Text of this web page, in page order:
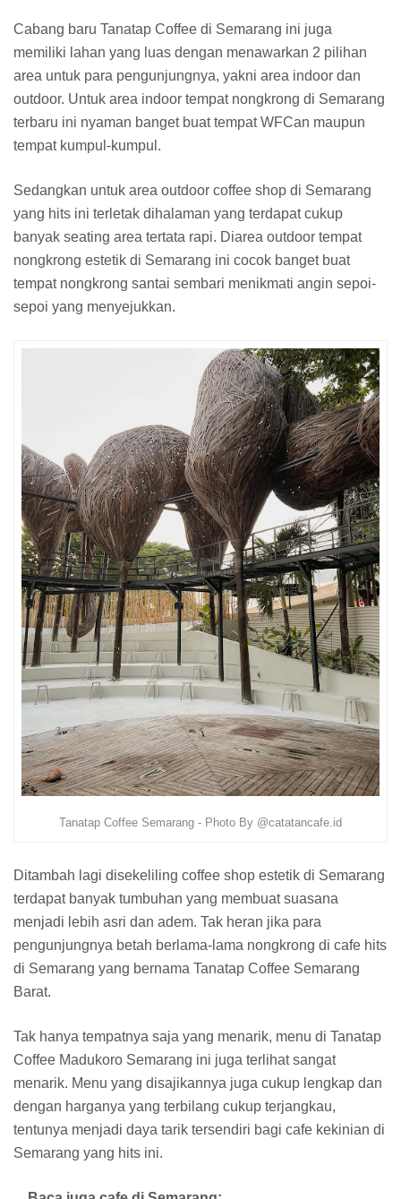
Cabang baru Tanatap Coffee di Semarang ini juga
memiliki lahan yang luas dengan menawarkan 2 pilihan
area untuk para pengunjungnya, yakni area indoor dan
outdoor. Untuk area indoor tempat nongkrong di Semarang
terbaru ini nyaman banget buat tempat WFCan maupun
tempat kumpul-kumpul.
Sedangkan untuk area outdoor coffee shop di Semarang
yang hits ini terletak dihalaman yang terdapat cukup
banyak seating area tertata rapi. Diarea outdoor tempat
nongkrong estetik di Semarang ini cocok banget buat
tempat nongkrong santai sembari menikmati angin sepoi-
sepoi yang menyejukkan.
Tanatap Coffee Semarang - Photo By @catatancafe.id
Ditambah lagi disekeliling coffee shop estetik di Semarang
terdapat banyak tumbuhan yang membuat suasana
menjadi lebih asri dan adem. Tak heran jika para
pengunjungnya betah berlama-lama nongkrong di cafe hits
di Semarang yang bernama Tanatap Coffee Semarang
Barat.
Tak hanya tempatnya saja yang menarik, menu di Tanatap
Coffee Madukoro Semarang ini juga terlihat sangat
menarik. Menu yang disajikannya juga cukup lengkap dan
dengan harganya yang terbilang cukup terjangkau,
tentunya menjadi daya tarik tersendiri bagi cafe kekinian di
Semarang yang hits ini.